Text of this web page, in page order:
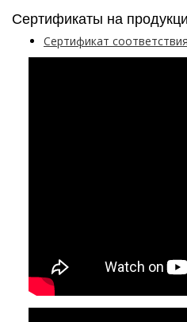
Сертификаты на
Сертификат